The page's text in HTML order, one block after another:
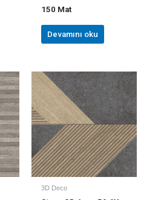
150 Mat
Devamını oku
3D Deco